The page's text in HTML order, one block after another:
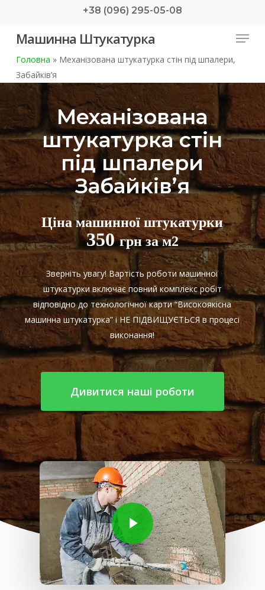
main
+38 (096) 295-05-08
Машинна Штукатурка Menu
Головна »Механізована штукатурка стін під шпалери,
Забайків’я
Механізована
штукатурка стін
під шпалери
Забайків’я
Ціна машинної штукатурки
350грн за м2
Зверніть увагу! Вартість роботи машинної
штукатурки включає повний комплекс робіт
відповідно до технологічної карти “Високоякісна
машинна штукатурка” і НЕ ПІДВИЩУЄТЬСЯ в процесі
виконання!
Дивитися наші роботи
Play Video
Play Video